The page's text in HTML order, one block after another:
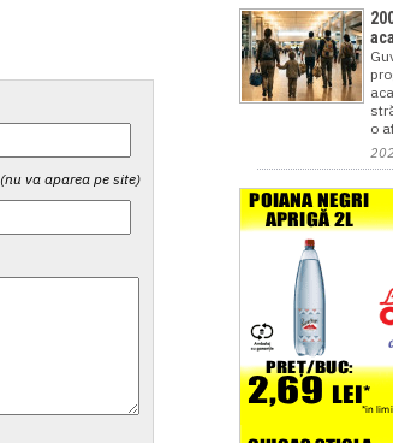
(nu va aparea pe site)
o